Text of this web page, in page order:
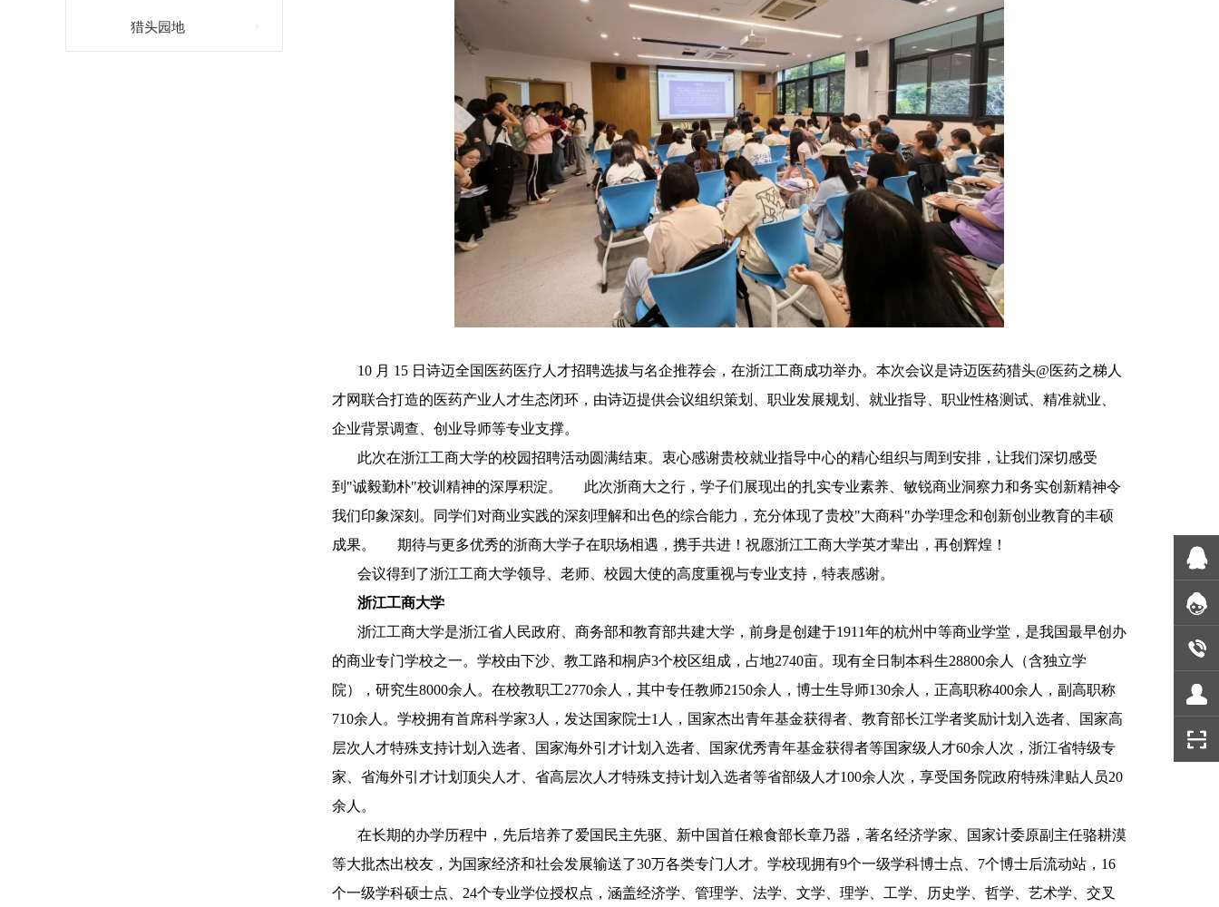
猎头园地
10 月 15 日诗迈全国医药医疗人才招聘选拔与名企推荐会，在浙江工商成功举办。本次会议是诗迈医药猎头@医药之梯人
才网联合打造的医药产业人才生态闭环，由诗迈提供会议组织策划、职业发展规划、就业指导、职业性格测试、精准就业、
企业背景调查、创业导师等专业支撑。
此次在浙江工商大学的校园招聘活动圆满结束。衷心感谢贵校就业指导中心的精心组织与周到安排，让我们深切感受
到"诚毅勤朴"校训精神的深厚积淀。 此次浙商大之行，学子们展现出的扎实专业素养、敏锐商业洞察力和务实创新精神令
我们印象深刻。同学们对商业实践的深刻理解和出色的综合能力，充分体现了贵校"大商科"办学理念和创新创业教育的丰硕
成果。 期待与更多优秀的浙商大学子在职场相遇，携手共进！祝愿浙江工商大学英才辈出，再创辉煌！
会议得到了浙江工商大学领导、老师、校园大使的高度重视与专业支持，特表感谢。
浙江工商大学
浙江工商大学是浙江省人民政府、商务部和教育部共建大学，前身是创建于1911年的杭州中等商业学堂，是我国最早创办
的商业专门学校之一。学校由下沙、教工路和桐庐3个校区组成，占地2740亩。现有全日制本科生28800余人（含独立学
院），研究生8000余人。在校教职工2770余人，其中专任教师2150余人，博士生导师130余人，正高职称400余人，副高职称
710余人。学校拥有首席科学家3人，发达国家院士1人，国家杰出青年基金获得者、教育部长江学者奖励计划入选者、国家高
层次人才特殊支持计划入选者、国家海外引才计划入选者、国家优秀青年基金获得者等国家级人才60余人次，浙江省特级专
家、省海外引才计划顶尖人才、省高层次人才特殊支持计划入选者等省部级人才100余人次，享受国务院政府特殊津贴人员20
余人。
在长期的办学历程中，先后培养了爱国民主先驱、新中国首任粮食部长章乃器，著名经济学家、国家计委原副主任骆耕漠
等大批杰出校友，为国家经济和社会发展输送了30万各类专门人才。学校现拥有9个一级学科博士点、7个博士后流动站，16
个一级学科硕士点、24个专业学位授权点，涵盖经济学、管理学、法学、文学、理学、工学、历史学、哲学、艺术学、交叉